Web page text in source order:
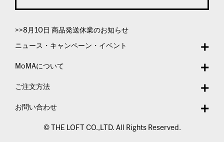
>>8月10日 商品発送休業のお知らせ
ニュース・キャンペーン・イベント
MoMAについて
ご注文方法
お問い合わせ
© THE LOFT CO.,LTD. All Rights Reserved.